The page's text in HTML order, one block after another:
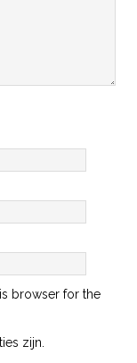
browser for the
zijn.